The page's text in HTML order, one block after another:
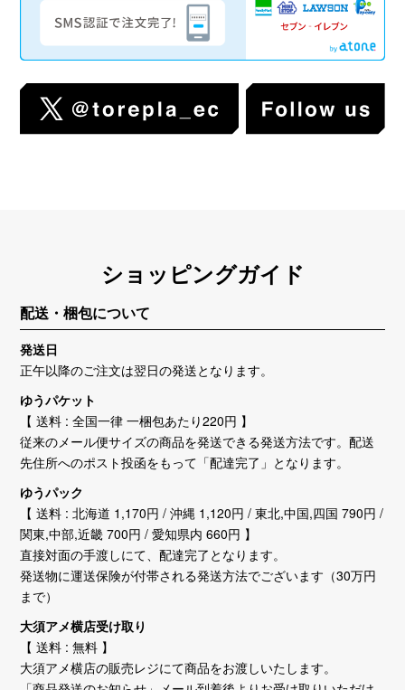
ショッピングガイド
配送・梱包について
発送日
正午以降のご注文は翌日の発送となります。
ゆうパケット
【 送料 : 全国一律 一梱包あたり220円 】
従来のメール便サイズの商品を発送できる発送方法です。配送
先住所へのポスト投函をもって「配達完了」となります。
ゆうパック
【 送料 : 北海道 1,170円 / 沖縄 1,120円 / 東北,中国,四国 790円 /
関東,中部,近畿 700円 / 愛知県内 660円 】
直接対面の手渡しにて、配達完了となります。
発送物に運送保険が付帯される発送方法でございます（30万円
まで）
大須アメ横店受け取り
【 送料 : 無料 】
大須アメ横店の販売レジにて商品をお渡しいたします。